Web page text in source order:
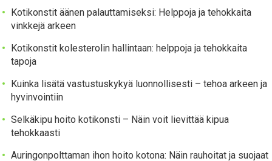
Kotikonstit äänen palauttamiseksi: Helppoja ja tehokkaita
vinkkejä arkeen
Kotikonstit kolesterolin hallintaan: helppoja ja tehokkaita
tapoja
Kuinka lisätä vastustuskykyä luonnollisesti – tehoa arkeen ja
hyvinvointiin
Selkäkipu hoito kotikonsti – Näin voit lievittää kipua
tehokkaasti
Auringonpolttaman ihon hoito kotona: Näin rauhoitat ja suojaat